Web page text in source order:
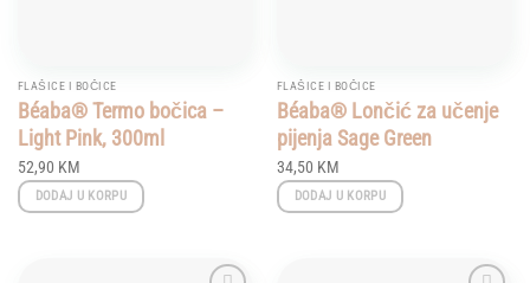
FLAŠICE I BOČICE
Béaba® Termo bočica –
Light Pink, 300ml
52,90 KM
DODAJ U KORPU
FLAŠICE I BOČICE
Béaba® Lončić za učenje
pijenja Sage Green
34,50 KM
DODAJ U KORPU